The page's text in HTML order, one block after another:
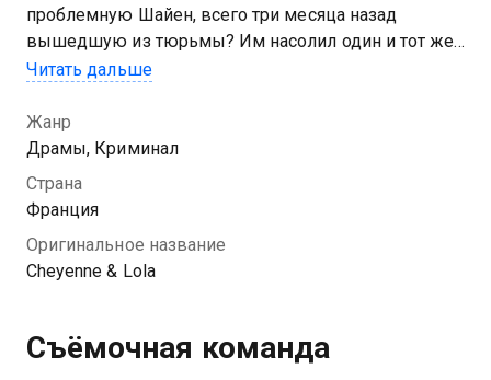
проблемную Шайен, всего три месяца назад
вышедшую из тюрьмы? Им насолил один и тот же
мужчина. Когда одна из женщин случайно убивает
— и понимает, что преступление свалят на нее.
Шайен обращается за помощью к криминальному
авторитету. Чтобы расплатиться за спасение,
невольные подруги по несчастью погружаются в
мир нелегальной торговли, жестоких бандитов и
продажных полицейских.
Читать дальше
Жанр
Драмы, Криминал
Страна
Франция
Оригинальное название
Cheyenne & Lola
Съёмочная команда